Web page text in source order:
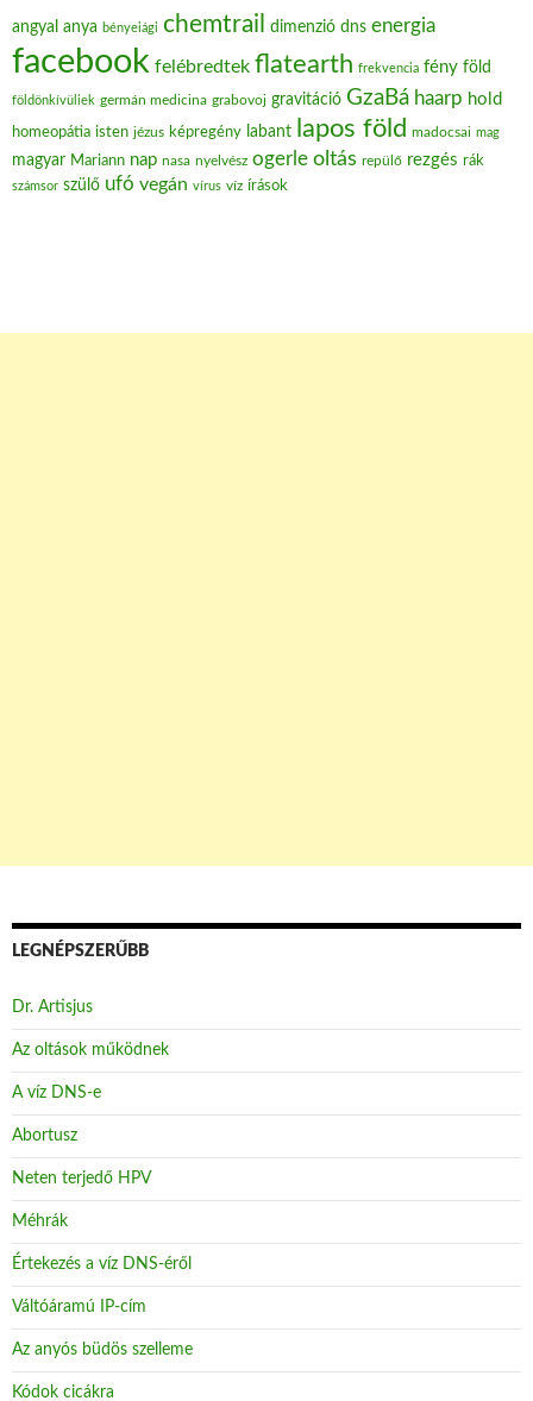
angyal anya bényeiági chemtrail dimenzió dns energia
facebook felébredtek flatearth frekvencia fény föld
földönkívüliek germán medicina grabovoj gravitáció GzaBá haarp hold
homeopátia isten jézus képregény labant lapos föld madocsai mag
magyar Mariann nap nasa nyelvész ogerle oltás repülő rezgés rák
számsor szülő ufó vegán vírus víz írások
LEGNÉPSZERŰBB
Dr. Artisjus
Az oltások működnek
A víz DNS-e
Abortusz
Neten terjedő HPV
Méhrák
Értekezés a víz DNS-éről
Váltóáramú IP-cím
Az anyós büdös szelleme
Kódok cicákra